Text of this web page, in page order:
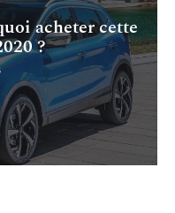
acheter cette
?